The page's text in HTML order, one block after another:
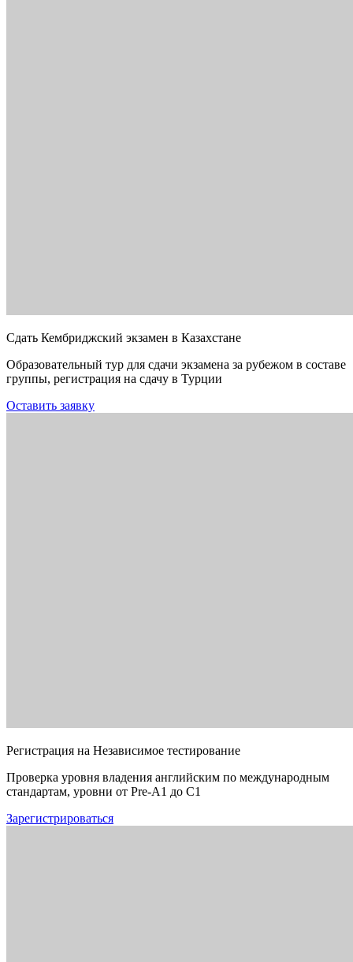
Сдать Кембриджский экзамен в Казахстане
Образовательный тур для сдачи экзамена за рубежом в составе
группы, регистрация на сдачу в Турции
Оставить заявку
Регистрация на Независимое тестирование
Проверка уровня владения английским по международным
стандартам, уровни от Pre-A1 до C1
Зарегистрироваться